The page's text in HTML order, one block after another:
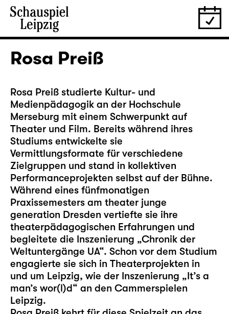
Rosa Preiß
Rosa Preiß studierte Kultur- und
Medienpädagogik an der Hochschule
Merseburg mit einem Schwerpunkt auf
Theater und Film. Bereits während ihres
Studiums entwickelte sie
Vermittlungsformate für verschiedene
Zielgruppen und stand in kollektiven
Performanceprojekten selbst auf der Bühne.
Während eines fünfmonatigen
Praxissemesters am theater junge
generation Dresden vertiefte sie ihre
theaterpädagogischen Erfahrungen und
begleitete die Inszenierung „Chronik der
Weltuntergänge UA“. Schon vor dem Studium
engagierte sie sich in Theaterprojekten in
und um Leipzig, wie der Inszenierung „It’s a
man’s wor(l)d“ an den Cammerspielen
Leipzig.